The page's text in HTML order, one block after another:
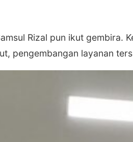
Rizal pun ikut gembira.
pengembangan layanan